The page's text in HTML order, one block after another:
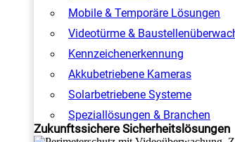
Mobile & Temporäre Lösungen
Videotürme &
Kennzeichenerkennung
Akkubetriebene Kameras
Solarbetriebene Systeme
Speziallösungen & Branchen
Zukunftssichere Sicherheitslösungen